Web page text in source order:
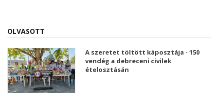
OLVASOTT
A szeretet töltött káposztája - 150
vendég a debreceni civilek
ételosztásán